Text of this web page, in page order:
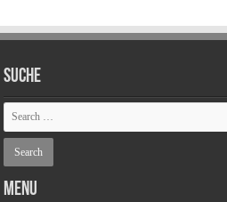
SUCHE
Menu